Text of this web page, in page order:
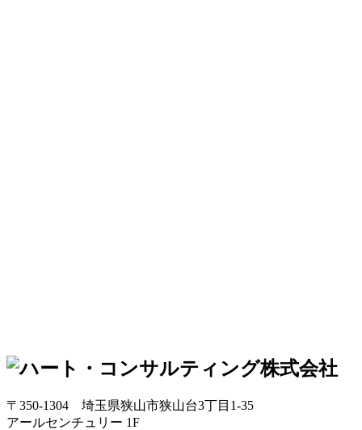
〒350-1304 埼玉県狭山市狭山台3丁目1-35
アールセンチュリー 1F